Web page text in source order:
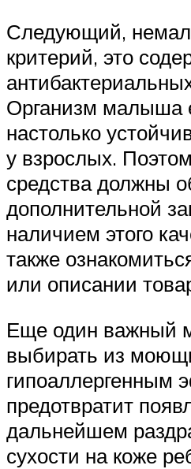
Следующий,
критерий, это
Организм малыша
настолько
у взрослых.
средства должны
дополнительной
наличием этого
также
или описании
Еще один важный
выбирать из
гипоаллергенным
предотвратит
дальнейшем
сухости на коже